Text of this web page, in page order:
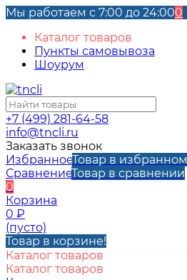
Мы работаем с 7:00 до 24:000
Каталог товаров
Пункты самовывоза
Шоурум
+7 (499) 281-64-58
info@tncli.ru
Заказать звонок
ИзбранноеТовар в избранном
СравнениеТовар в сравнении
0
Корзина
0 ₽
(пусто)
Товар в корзине!
Каталог товаров
Каталог товаров